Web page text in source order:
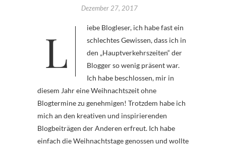
Dezember 27, 2017
Liebe Blogleser, ich habe fast ein
schlechtes Gewissen, dass ich in
den „Hauptverkehrszeiten“ der
Blogger so wenig präsent war.
Ich habe beschlossen, mir in
diesem Jahr eine Weihnachtszeit ohne
Blogtermine zu genehmigen! Trotzdem habe ich
mich an den kreativen und inspirierenden
Blogbeiträgen der Anderen erfreut. Ich habe
einfach die Weihnachtstage genossen und wollte